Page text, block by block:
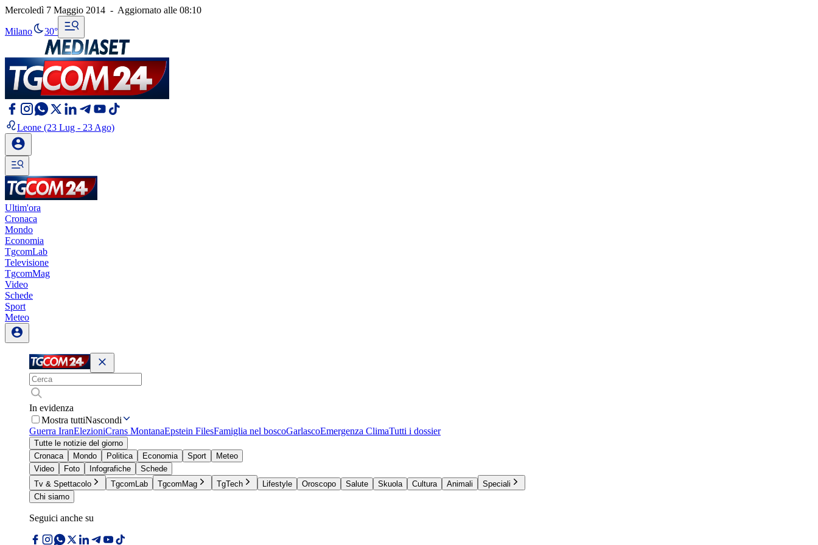
Mercoledì 7 Maggio 2014 - Aggiornato alle 08:10
Milano 30°
Leone (23 Lug - 23 Ago)
Ultim'ora
Cronaca
Mondo
Economia
TgcomLab
Televisione
TgcomMag
Video
Schede
Sport
Meteo
In evidenza
Mostra tuttiNascondi
Guerra IranElezioniCrans MontanaEpstein FilesFamiglia nel boscoGarlascoEmergenza ClimaTutti i dossier
Tutte le notizie del giorno
Cronaca
Mondo Politica Economia Sport
Meteo
Video
Foto Infografiche
Schede
Tv & Spettacolo
TgcomLab TgcomMag TgTech Lifestyle Oroscopo Salute Skuola Cultura Animali
Speciali
Chi siamo
Seguici anche su